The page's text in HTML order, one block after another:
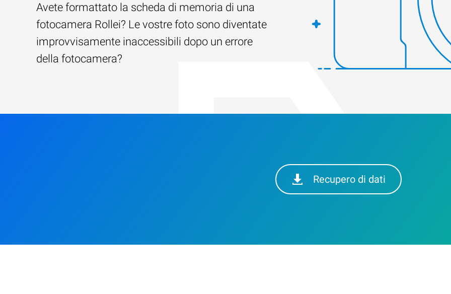
Avete formattato la scheda di memoria di una
fotocamera Rollei? Le vostre foto sono diventate
improvvisamente inaccessibili dopo un errore
della fotocamera?
Recupero di dati